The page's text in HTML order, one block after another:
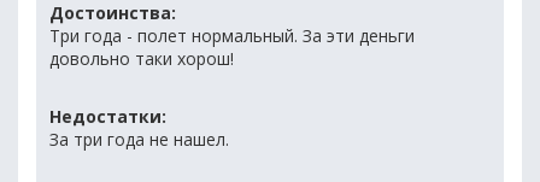
Достоинства:
Три года - полет нормальный. За эти деньги
довольно таки хорош!
Недостатки:
За три года не нашел.